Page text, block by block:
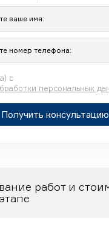
с
персональных
Получить консультацию
работ и